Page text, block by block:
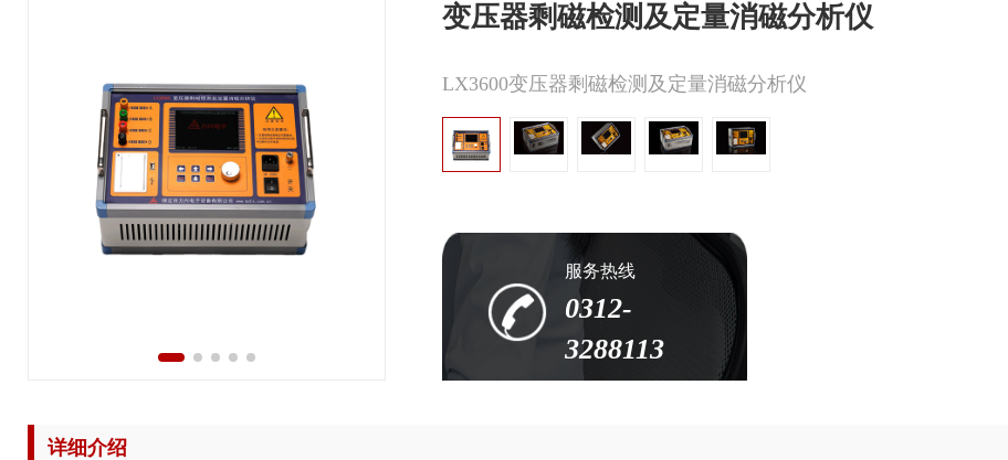
变压器剩磁检测及定量消磁分析仪
LX3600变压器剩磁检测及定量消磁分析仪
服务热线
0312-
3288113
详细介绍